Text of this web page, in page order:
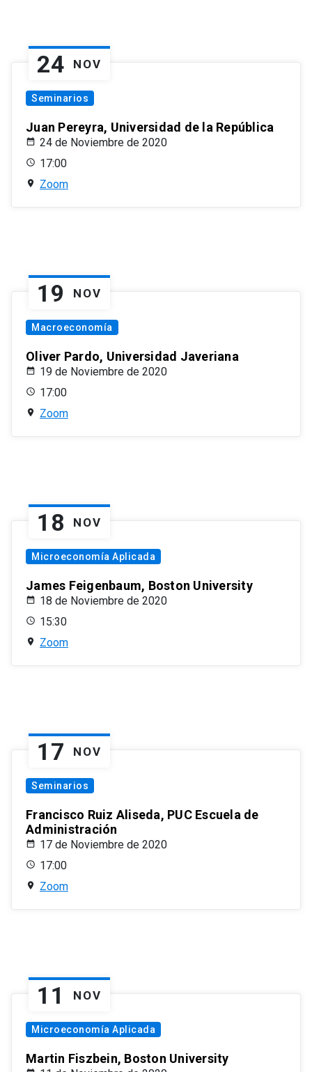
24 NOV
Seminarios
Juan Pereyra, Universidad de la República
24 de Noviembre de 2020
17:00
Zoom
19 NOV
Macroeconomía
Oliver Pardo, Universidad Javeriana
19 de Noviembre de 2020
17:00
Zoom
18 NOV
Microeconomía Aplicada
James Feigenbaum, Boston University
18 de Noviembre de 2020
15:30
Zoom
17 NOV
Seminarios
Francisco Ruiz Aliseda, PUC Escuela de
Administración
17 de Noviembre de 2020
17:00
Zoom
11 NOV
Microeconomía Aplicada
Martin Fiszbein, Boston University